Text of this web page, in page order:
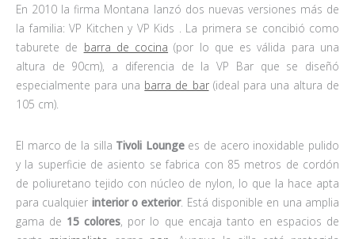
En 2010 la firma Montana lanzó dos nuevas versiones más de
la familia: VP Kitchen y VP Kids . La primera se concibió como
taburete de barra de cocina (por lo que es válida para una
altura de 90cm), a diferencia de la VP Bar que se diseñó
especialmente para una barra de bar(ideal para una altura de
105 cm).
El marco de la silla Tivoli Loungees de acero inoxidable pulido
y la superficie de asiento se fabrica con 85 metros de cordón
de poliuretano tejido con núcleo de nylon, lo que la hace apta
para cualquier interior o exterior. Está disponible en una amplia
gama de 15 colores, por lo que encaja tanto en espacios de